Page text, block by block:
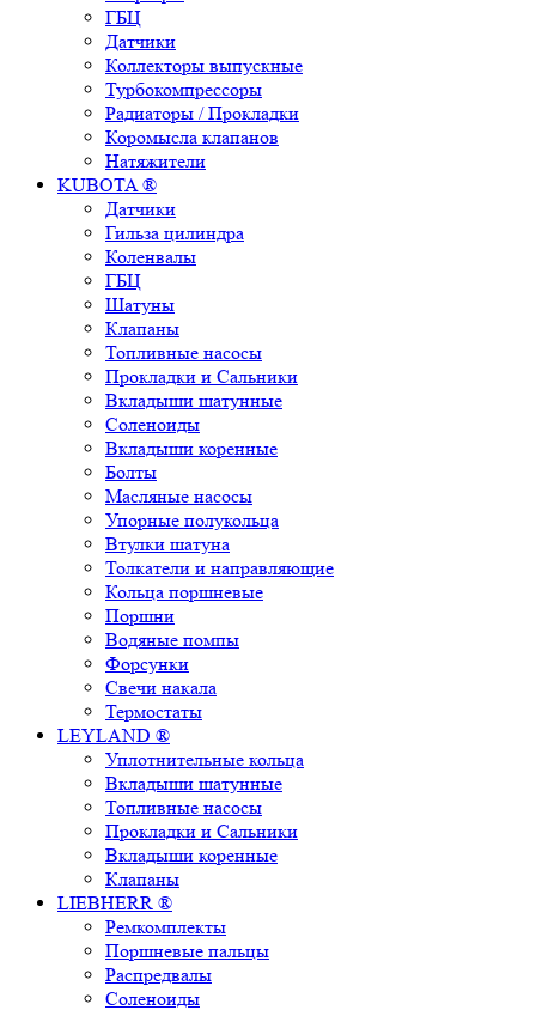
ГБЦ
Датчики
Коллекторы выпускные
Турбокомпрессоры
Радиаторы / Прокладки
Коромысла клапанов
Натяжители
KUBOTA ®
Датчики
Гильза цилиндра
Коленвалы
ГБЦ
Шатуны
Клапаны
Топливные насосы
Прокладки и Сальники
Вкладыши шатунные
Соленоиды
Вкладыши коренные
Болты
Масляные насосы
Упорные полукольца
Втулки шатуна
Толкатели и направляющие
Кольца поршневые
Поршни
Водяные помпы
Форсунки
Свечи накала
Термостаты
LEYLAND ®
Уплотнительные кольца
Вкладыши шатунные
Топливные насосы
Прокладки и Сальники
Вкладыши коренные
Клапаны
LIEBHERR ®
Ремкомплекты
Поршневые пальцы
Распредвалы
Соленоиды